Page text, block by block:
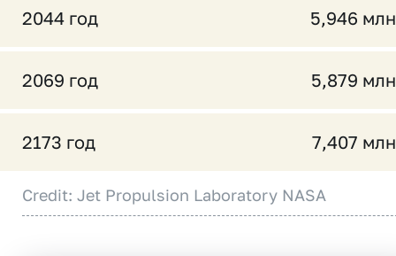
2044 год 5,946
2069 год 5,879
2173 год 7,407
Credit: Jet Propulsion Laboratory NASA